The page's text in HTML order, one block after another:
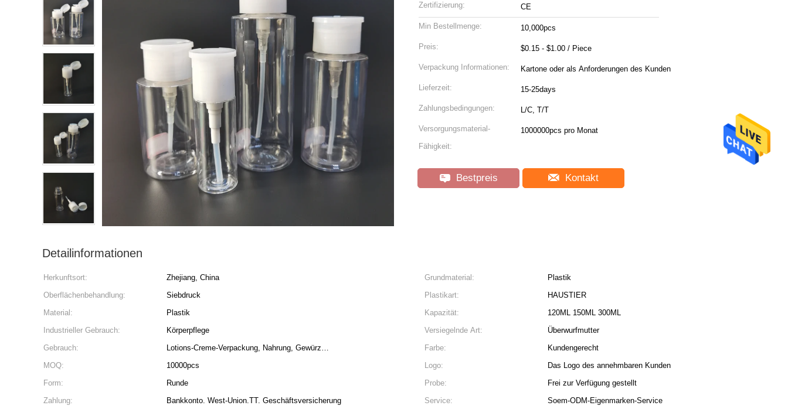
Zertifizierung: CE
Min Bestellmenge: 10,000pcs
Preis: $0.15 - $1.00 / Piece
Verpackung Informationen: Kartone oder als Anforderungen des Kunden
Lieferzeit: 15-25days
Zahlungsbedingungen: L/C, T/T
Versorgungsmaterial-
Fähigkeit:
1000000pcs pro Monat
Bestpreis Kontakt
Detailinformationen
Herkunftsort: Zhejiang, China Grundmaterial:
Plastik
Oberflächenbehandlung:
Siebdruck Plastikart:
HAUSTIER
Material:
Plastik Kapazität:
120ML 150ML 300ML
Industrieller Gebrauch:
Körperpflege Versiegelnde Art:
Überwurfmutter
Gebrauch:
Lotions-Creme-Verpackung, Nahrung, Gewürz… Farbe:
Kundengerecht
MOQ:
10000pcs Logo:
Das Logo des annehmbaren Kunden
Form:
Runde Probe:
Frei zur Verfügung gestellt
Zahlung:
Bankkonto. West-Union.TT. Geschäftsversicherung Service: Soem-ODM-Eigenmarken-Service